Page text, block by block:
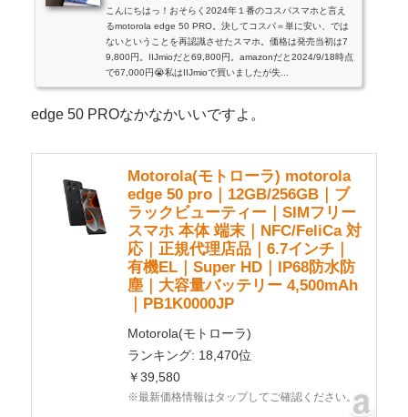
こんにちはっ！おそらく2024年１番のコスパスマホと言え
るmotorola edge 50 PRO。決してコスパ＝単に安い、では
ないということを再認識させたスマホ。価格は発売当初は7
9,800円。IIJmioだと69,800円。amazonだと2024/9/18時点
で67,000円😭私はIIJmioで買いましたが失...
edge 50 PROなかなかいいですよ。
Motorola(モトローラ) motorola
edge 50 pro｜12GB/256GB｜ブ
ラックビューティー｜SIMフリー
スマホ 本体 端末｜NFC/FeliCa 対
応｜正規代理店品｜6.7インチ｜
有機EL｜Super HD｜IP68防水防
塵｜大容量バッテリー 4,500mAh
｜PB1K0000JP
Motorola(モトローラ)
ランキング: 18,470位
￥39,580
※最新価格情報はタップしてご確認ください。